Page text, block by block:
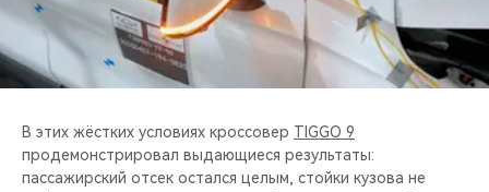
В этих жёстких условиях кроссовер TIGGO 9
продемонстрировал выдающиеся результаты:
пассажирский отсек остался целым, стойки кузова не